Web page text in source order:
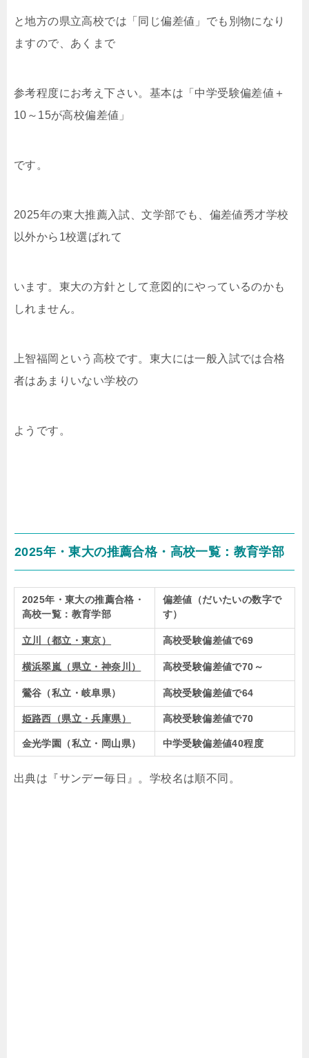
と地方の県立高校では「同じ偏差値」でも別物になり
ますので、あくまで
参考程度にお考え下さい。基本は「中学受験偏差値＋
10～15が高校偏差値」
です。
2025年の東大推薦入試、文学部でも、偏差値秀才学校
以外から1校選ばれて
います。東大の方針として意図的にやっているのかも
しれません。
上智福岡という高校です。東大には一般入試では合格
者はあまりいない学校の
ようです。
2025年・東大の推薦合格・高校一覧：教育学部
2025年・東大の推薦合格・
高校一覧：教育学部
偏差値（だいたいの数字で
す）
立川（都立・東京） 高校受験偏差値で69
横浜翠嵐（県立・神奈川） 高校受験偏差値で70～
鶯谷（私立・岐阜県） 高校受験偏差値で64
姫路西（県立・兵庫県） 高校受験偏差値で70
金光学園（私立・岡山県） 中学受験偏差値40程度
出典は『サンデー毎日』。学校名は順不同。